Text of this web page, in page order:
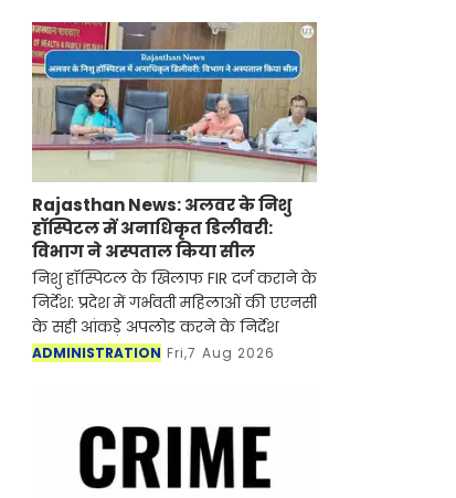
Rajasthan News: अलवर के निशु
हॉस्पिटल में अनाधिकृत डिलीवरी:
विभाग ने अस्पताल किया सील
निशु हॉस्पिटल के खिलाफ FIR दर्ज कराने के
निर्देश: प्रदेश में गर्भवती महिलाओं की एएनसी
के सही आंकड़े अपलोड करने के निर्देश
ADMINISTRATION Fri,7 Aug 2026